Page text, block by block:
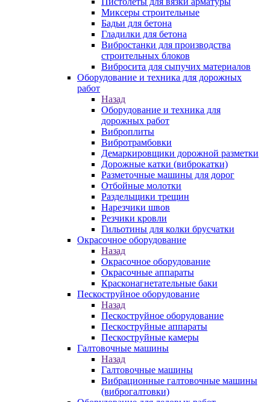
Миксеры строительные
Бадьи для бетона
Гладилки для бетона
Вибростанки для производства
строительных блоков
Вибросита для сыпучих материалов
Оборудование и техника для дорожных
работ
Назад
Оборудование и техника для
дорожных работ
Виброплиты
Вибротрамбовки
Демаркировщики дорожной разметки
Дорожные катки (виброкатки)
Разметочные машины для дорог
Отбойные молотки
Раздельщики трещин
Нарезчики швов
Резчики кровли
Гильотины для колки брусчатки
Окрасочное оборудование
Назад
Окрасочное оборудование
Окрасочные аппараты
Красконагнетательные баки
Пескоструйное оборудование
Назад
Пескоструйное оборудование
Пескоструйные аппараты
Пескоструйные камеры
Галтовочные машины
Назад
Галтовочные машины
Вибрационные галтовочные машины
(виброгалтовки)